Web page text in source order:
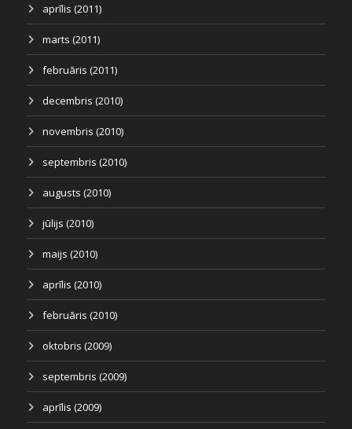
aprīlis (2011)
marts (2011)
februāris (2011)
decembris (2010)
novembris (2010)
septembris (2010)
augusts (2010)
jūlijs (2010)
maijs (2010)
aprīlis (2010)
februāris (2010)
oktobris (2009)
septembris (2009)
aprīlis (2009)